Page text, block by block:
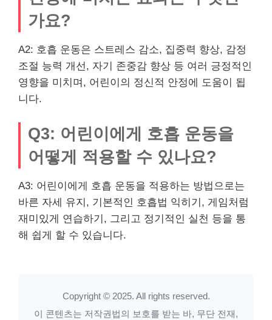
가요?
A2: 호흡 운동은 스트레스 감소, 집중력 향상, 감정
조절 능력 개선, 자기 존중감 향상 등 여러 긍정적인
영향을 미치며, 어린이의 정신적 안정에 도움이 됩
니다.
Q3: 어린이에게 호흡 운동을
어떻게 적용할 수 있나요?
A3: 어린이에게 호흡 운동을 적용하는 방법으로는
바른 자세 유지, 기본적인 호흡법 익히기, 게임처럼
재미있게 연습하기, 그리고 정기적인 실천 등을 통
해 쉽게 할 수 있습니다.
Copyright © 2025. All rights reserved.
이 콘텐츠는 저작권법의 보호를 받는 바, 무단 전재,